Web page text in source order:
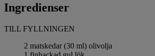
Ingredienser
TILL FYLLNINGEN
2 matskedar (30 ml) olivolja